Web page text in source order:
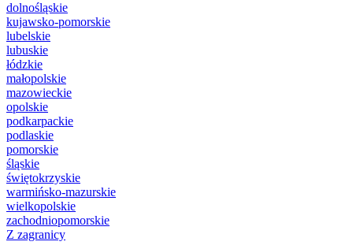
dolnośląskie
kujawsko-pomorskie
lubelskie
lubuskie
łódzkie
małopolskie
mazowieckie
opolskie
podkarpackie
podlaskie
pomorskie
śląskie
świętokrzyskie
warmińsko-mazurskie
wielkopolskie
zachodniopomorskie
Z zagranicy